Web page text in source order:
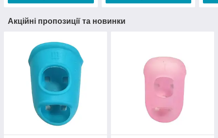
Акційні пропозиції та новинки